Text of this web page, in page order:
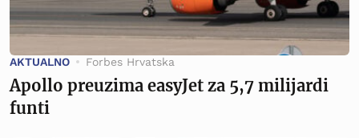
AKTUALNO Forbes Hrvatska
Apollo preuzima easyJet za 5,7 milijardi
funti